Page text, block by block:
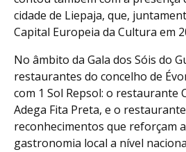
cidade de Liepaja, que,
Capital Europeia da Cultura em
No âmbito da Gala dos Sóis do
restaurantes do concelho de
com 1 Sol Repsol: o restaurante
Adega Fita Preta, e o
reconhecimentos que reforçam
gastronomia local a nível